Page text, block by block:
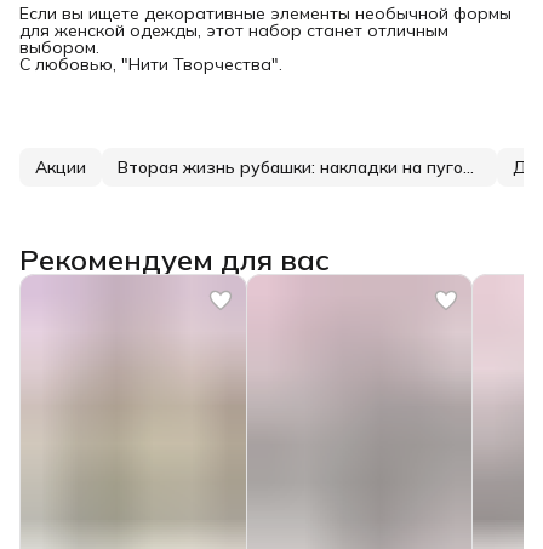
Если вы ищете декоративные элементы необычной формы
для женской одежды, этот набор станет отличным
выбором.
С любовью, "Нити Творчества".
Акции Вторая жизнь рубашки: накладки на пуговицы
Рекомендуем для вас